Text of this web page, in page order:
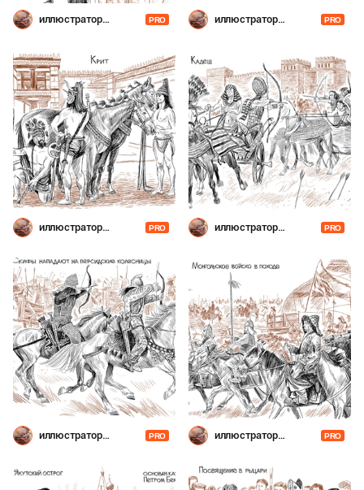
иллюстратор
PRO
иллюстратор
PRO
иллюстратор
PRO
иллюстратор
PRO
иллюстратор
PRO
иллюстратор
PRO